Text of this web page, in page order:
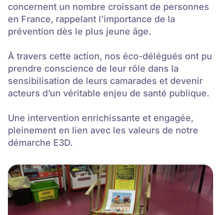
concernent un nombre croissant de personnes
en France, rappelant l’importance de la
prévention dès le plus jeune âge.
À travers cette action, nos éco-délégués ont pu
prendre conscience de leur rôle dans la
sensibilisation de leurs camarades et devenir
acteurs d’un véritable enjeu de santé publique.
Une intervention enrichissante et engagée,
pleinement en lien avec les valeurs de notre
démarche E3D.